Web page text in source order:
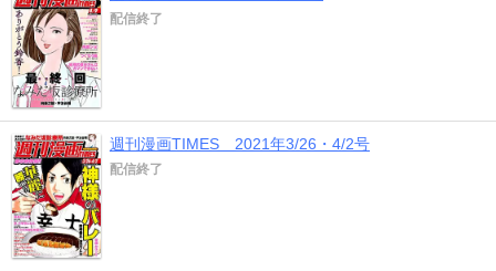
配信終了
週刊漫画TIMES 2021年3/26・4/2号
配信終了